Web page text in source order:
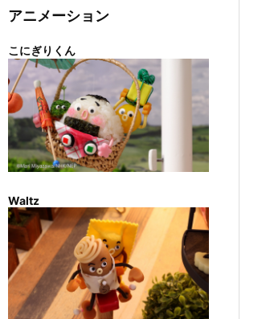
ー
アニメーション
こにぎりくん
Waltz